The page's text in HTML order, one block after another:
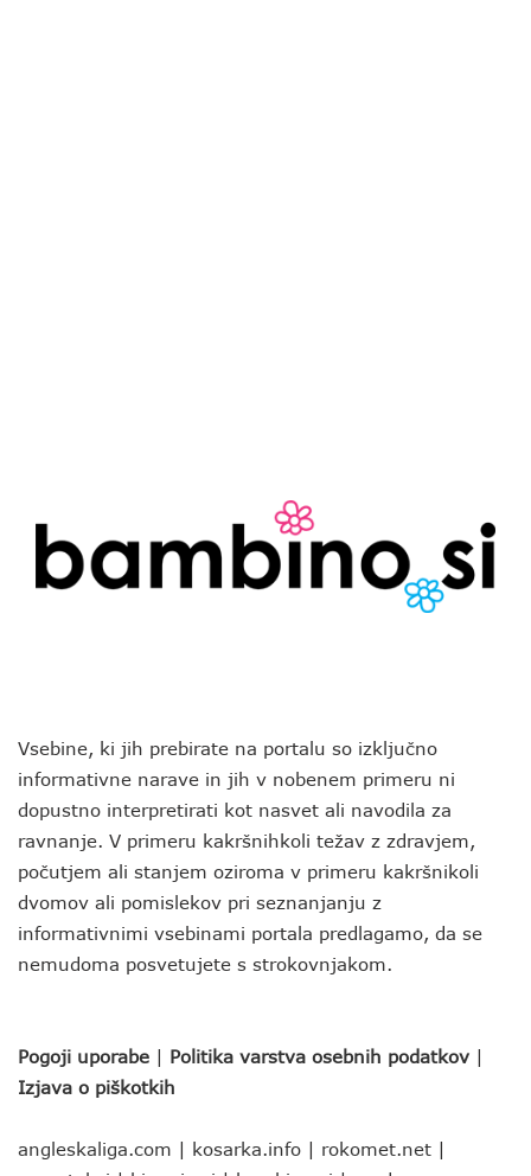
Vsebine, ki jih prebirate na portalu so izključno
informativne narave in jih v nobenem primeru ni
dopustno interpretirati kot nasvet ali navodila za
ravnanje. V primeru kakršnihkoli težav z zdravjem,
počutjem ali stanjem oziroma v primeru kakršnikoli
dvomov ali pomislekov pri seznanjanju z
informativnimi vsebinami portala predlagamo, da se
nemudoma posvetujete s strokovnjakom.
Pogoji uporabe | Politika varstva osebnih podatkov |
Izjava o piškotkih
angleskaliga.com | kosarka.info | rokomet.net |